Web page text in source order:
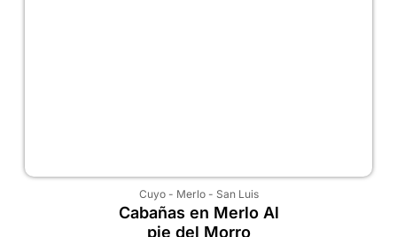
Cuyo- Merlo- San Luis
Cabañas en Merlo Al
pie del Morro